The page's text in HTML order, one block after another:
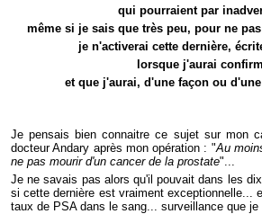
qui pourraient par
même si je sais que très peu, pour ne
je n'activerai cette dernière,
lorsque j'aurai
et que j'aurai, d'une façon ou
Je pensais bien connaitre ce sujet sur mon
docteur Andary après mon opération : "Au
ne pas mourir d'un cancer de la prostate"...
Je ne savais pas alors qu'il pouvait dans les
si cette dernière est vraiment exceptionnelle...
taux de PSA dans le sang... surveillance que